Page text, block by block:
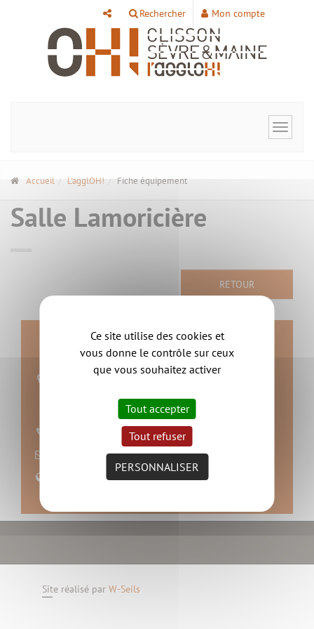
Rechercher Mon compte
Toggle
Accueil L'agglOH! Fiche équipement
Salle Lamoricière
RETOUR
Contact
Mairie de Vieillevigne
44116 Vieillevigne
nous contacter
Site réalisé par W-Seils
Panneau de gestion des cookies
Ce site utilise des cookies et
vous donne le contrôle sur ceux
que vous souhaitez activer
Tout accepter
Tout refuser
PERSONNALISER